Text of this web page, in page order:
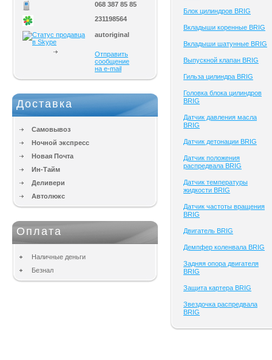
068 387 85 85
231198564
autoriginal
Отправить
сообщение
на e-mail
Доставка
Самовывоз
Ночной экспресс
Новая Почта
Ин-Тайм
Деливери
Автолюкс
Оплата
Наличные деньги
Безнал
Блок цилиндров BRIG
Вкладыши коренные BRIG
Вкладыши шатунные BRIG
Выпускной клапан BRIG
Гильза цилиндра BRIG
Головка блока цилиндров
BRIG
Датчик давления масла
BRIG
Датчик детонации BRIG
Датчик положения
распредвала BRIG
Датчик температуры
жидкости BRIG
Датчик частоты вращения
BRIG
Двигатель BRIG
Демпфер коленвала BRIG
Задняя опора двигателя
BRIG
Защита картера BRIG
Звездочка распредвала
BRIG